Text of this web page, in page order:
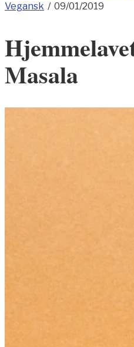
Vegansk / 09/01/2019
Masala